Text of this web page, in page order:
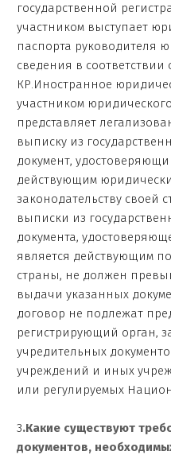
государственной
участником выступает
паспорта руководителя
сведения в соответствии
КР.Иностранное
участником
представляет
выписку из
документ,
действующим
законодательству своей
выписки из
документа,
является действующим
страны, не должен
выдачи указанных
договор не подлежат
регистрирующий орган,
учредительных
учреждений и иных
или регулируемых
3.Какие существуют
документов,